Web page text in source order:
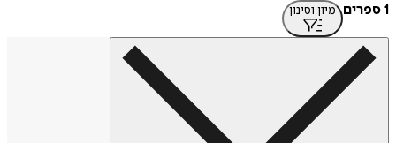
1 ספרים מיון וסינון